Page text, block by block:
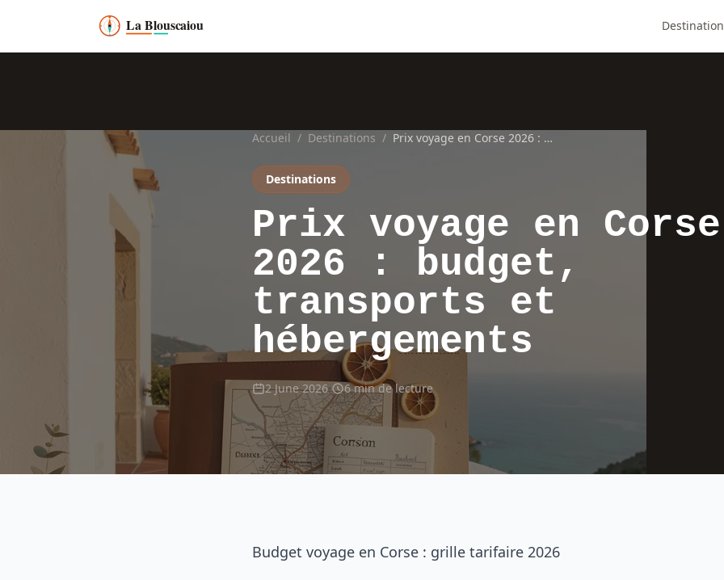
Accueil / Destinations / Prix voyage en Corse 2026 : budget, transports et hébergements
Destinations
Prix voyage en Corse
2026 : budget,
transports et
hébergements
2 June 2026 6 min de lecture
Budget voyage en Corse : grille tarifaire 2026